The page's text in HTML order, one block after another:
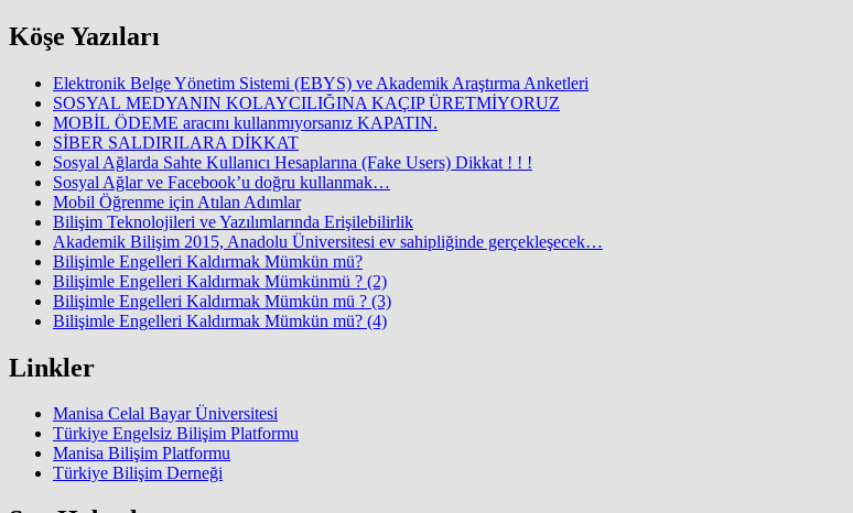
Köşe Yazıları
Elektronik Belge Yönetim Sistemi (EBYS) ve Akademik Araştırma Anketleri
SOSYAL MEDYANIN KOLAYCILIĞINA KAÇIP ÜRETMİYORUZ
MOBİL ÖDEME aracını kullanmıyorsanız KAPATIN.
SİBER SALDIRILARA DİKKAT
Sosyal Ağlarda Sahte Kullanıcı Hesaplarına (Fake Users) Dikkat ! ! !
Sosyal Ağlar ve Facebook’u doğru kullanmak…
Mobil Öğrenme için Atılan Adımlar
Bilişim Teknolojileri ve Yazılımlarında Erişilebilirlik
Akademik Bilişim 2015, Anadolu Üniversitesi ev sahipliğinde gerçekleşecek…
Bilişimle Engelleri Kaldırmak Mümkün mü?
Bilişimle Engelleri Kaldırmak Mümkünmü ? (2)
Bilişimle Engelleri Kaldırmak Mümkün mü ? (3)
Bilişimle Engelleri Kaldırmak Mümkün mü? (4)
Linkler
Manisa Celal Bayar Üniversitesi
Türkiye Engelsiz Bilişim Platformu
Manisa Bilişim Platformu
Türkiye Bilişim Derneği